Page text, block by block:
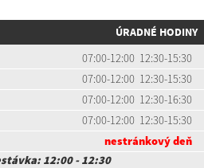
ÚRADNÉ HODINY
07:00-12:00 12:30-15:30
07:00-12:00 12:30-15:30
07:00-12:00 12:30-16:30
07:00-12:00 12:30-15:30
nestránkový deň
12:00 - 12:30